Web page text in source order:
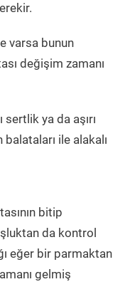
varsa bunun
değişim zamanı
sertlik ya da aşırı
ile alakalı
bitip
da kontrol
eğer bir parmaktan
gelmiş